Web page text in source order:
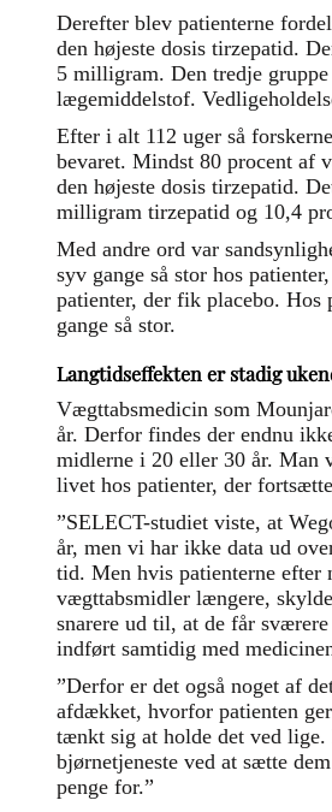
Derefter blev patienterne
den højeste dosis tirzepatid.
5 milligram. Den tredje
lægemiddelstof.
Efter i alt 112 uger så
bevaret. Mindst 80 procent af
den højeste dosis tirzepatid.
milligram tirzepatid og 10,4
Med andre ord var
syv gange så stor hos
patienter, der fik placebo.
gange så stor.
Langtidseffekten er stadig
Vægttabsmedicin som
år. Derfor findes der endnu
midlerne i 20 eller 30 år. Man
livet hos patienter, der
”SELECT-studiet viste, at
år, men vi har ikke data ud
tid. Men hvis patienterne efter
vægttabsmidler længere,
snarere ud til, at de får
indført samtidig med
”Derfor er det også noget af
afdækket, hvorfor patienten
tænkt sig at holde det ved
bjørnetjeneste ved at sætte
penge for.”